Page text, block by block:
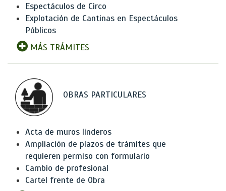
Espectáculos de Circo
Explotación de Cantinas en Espectáculos
Públicos
MÁS TRÁMITES
OBRAS PARTICULARES
Acta de muros linderos
Ampliación de plazos de trámites que
requieren permiso con formulario
Cambio de profesional
Cartel frente de Obra